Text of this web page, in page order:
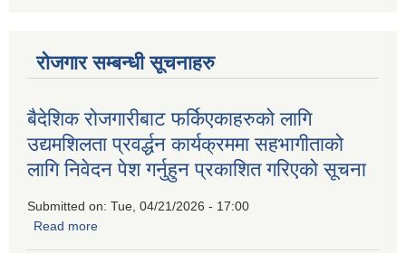
रोजगार सम्बन्धी सूचनाहरु
बैदेशिक रोजगारीबाट फर्किएकाहरुको लागि
उद्यमशिलता प्रवर्द्धन कार्यक्रममा सहभागीताको
लागि निवेदन पेश गर्नुहुन प्रकाशित गरिएको सूचना
Submitted on: Tue, 04/21/2026 - 17:00
Read more